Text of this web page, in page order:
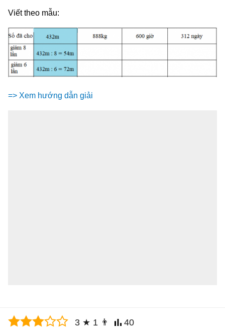
Viết theo mẫu:
=> Xem hướng dẫn giải
3 ★ 1 👨 40